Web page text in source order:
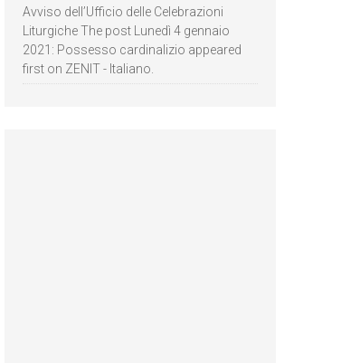
Avviso dell’Ufficio delle Celebrazioni
Liturgiche The post Lunedì 4 gennaio
2021: Possesso cardinalizio appeared
first on ZENIT - Italiano.